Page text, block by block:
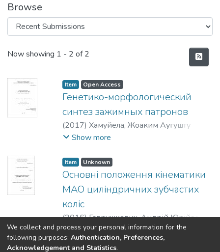
Browse
Recent Submissions
Now showing 1 - 2 of 2
Item Open Access
Генетико-морфологический
синтез зажимных патронов
(2017) Хамуйела, Жоаким Аугушту
Герра;Кузнецов, Юрий Николаевич
машин;Механико-
машиностроительный институт;
Национальный технический
университет Украини «Киевский
политехнический институт имени
Игоря Сикорского»
Show more
Item Unknown
Основні положення кінематики
МАО циліндричних зубчастих
коліс
(2016)Гаврушкевич, Андрій Юрійович;
Гейчук, Володимир Миколайович
конструювання верстатів і машин
Show more
We collect and process your personal information for the
following purposes: Authentication, Preferences,
Acknowledgement and Statistics.